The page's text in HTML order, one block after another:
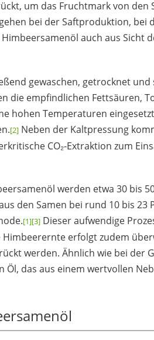
um das Fruchtmark von den
bei der Saftproduktion, bei
auch aus Sicht
gewaschen, getrocknet und
die empfindlichen Fettsäuren,
hohen Temperaturen
[2] Neben der Kaltpressung
CO₂-Extraktion zum
werden etwa 30 bis
den Samen bei rund 10 bis 23
[1][3] Dieser aufwendige
Himbeerernte erfolgt zudem
werden. Ähnlich wie bei der
Öl, das aus einem wertvollen